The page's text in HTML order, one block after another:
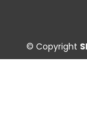
© Copyright